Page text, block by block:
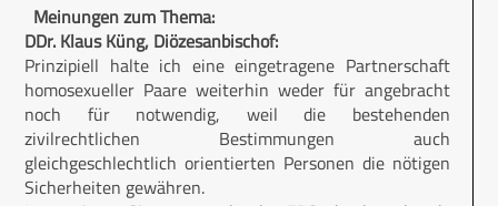
Meinungen zum Thema:
DDr. Klaus Küng, Diözesanbischof:
Prinzipiell halte ich eine eingetragene Partnerschaft
homosexueller Paare weiterhin weder für angebracht
noch für notwendig, weil die bestehenden
zivilrechtlichen Bestimmungen auch
gleichgeschlechtlich orientierten Personen die nötigen
Sicherheiten gewähren.